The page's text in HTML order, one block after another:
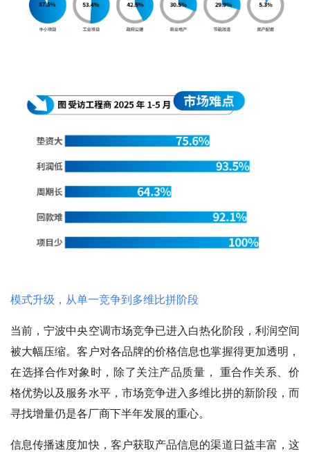
模式升级，从单一竞争到多维比拼阶段
当前，宁波中央空调市场竞争已进入白热化阶段，利润空间
被大幅压缩。客户对各品牌的价格信息也掌握得更加透明，
在选择合作对象时，除了关注产品质量， 重合作关系、价
格优势以及服务水平，市场竞争进入多维比拼的新阶段，而
寻找增量仍是各厂商下半年发展的重心。
信息传播速度加快，客户获取产品信息的渠道日益丰富，这